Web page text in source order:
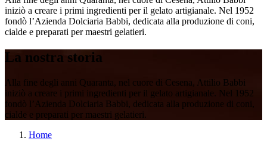
iniziò a creare i primi ingredienti per il gelato artigianale. Nel 1952
fondò l’Azienda Dolciaria Babbi, dedicata alla produzione di coni,
cialde e preparati permaestri gelatieri.
La nostra storia
Alla fine degli anni Quaranta, nel cuore di Cesena, Attilio Babbi
iniziò a creare i primi ingredienti per il gelato artigianale. Nel 1952
fondò l’ Azienda Dolciaria Babbi, dedicata alla produzione di coni,
cialde e preparati per maestri gelatieri.
Home